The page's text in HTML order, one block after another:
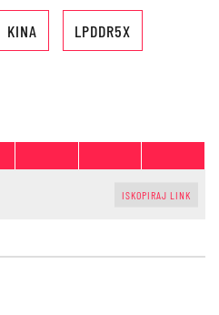
KINA LPDDR5X
ISKOPIRAJ LINK